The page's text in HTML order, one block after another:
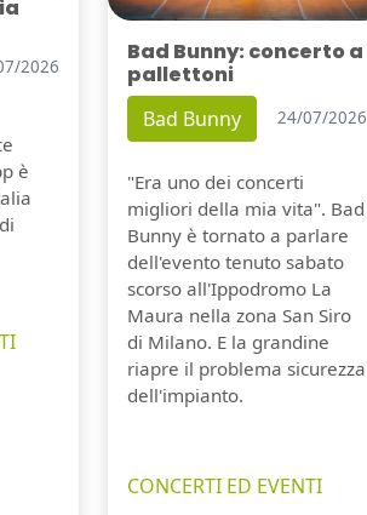
2026
è
Bad Bunny: concerto a
pallettoni
Bad Bunny 24/07/2026
"Era uno dei concerti
migliori della mia vita". Bad
Bunny è tornato a parlare
dell'evento tenuto sabato
scorso all'Ippodromo La
Maura nella zona San Siro
di Milano. E la grandine
riapre il problema sicurezza
dell'impianto.
CONCERTI ED EVENTI